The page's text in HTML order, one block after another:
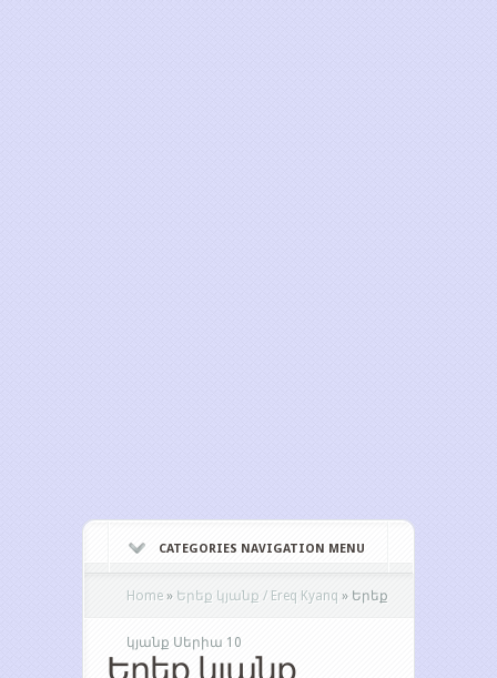
CATEGORIES NAVIGATION MENU
Home » Երեք կյանք / Ereq Kyanq » Երեք
կյանք Սերիա 10
Երեք կյանք